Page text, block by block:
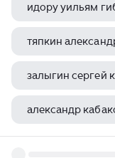
идору уильям
тяпкин
залыгин сергей
александр